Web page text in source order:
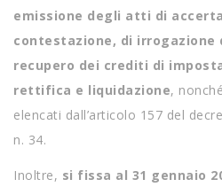
emissione degli atti di
contestazione, di irrogazione
recupero dei crediti di
rettifica e liquidazione,
elencati dall’articolo 157 del
n. 34.
Inoltre, si fissa al 31 gennaio